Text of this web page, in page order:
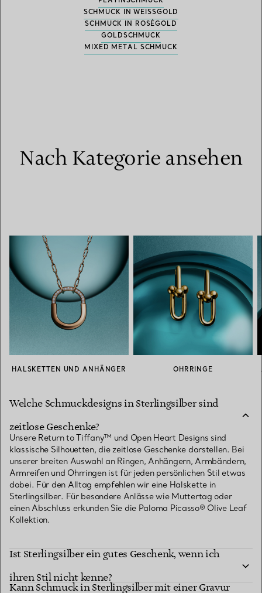
SCHMUCK IN WEISSGOLD
SCHMUCK IN ROSÉGOLD
GOLDSCHMUCK
MIXED METAL SCHMUCK
Nach Kategorie ansehen
HALSKETTEN UND ANHÄNGER OHRRINGE
Welche Schmuckdesigns in Sterlingsilber sind
zeitlose Geschenke?
Unsere Return to Tiffany™ und Open Heart Designs sind
klassische Silhouetten, die zeitlose Geschenke darstellen. Bei
unserer breiten Auswahl an Ringen, Anhängern, Armbändern,
Armreifen und Ohrringen ist für jeden persönlichen Stil etwas
dabei. Für den Alltag empfehlen wir eine Halskette in
Sterlingsilber. Für besondere Anlässe wie Muttertag oder
einen Abschluss erkunden Sie die Paloma Picasso® Olive Leaf
Kollektion.
Ist Sterlingsilber ein gutes Geschenk, wenn ich
ihren Stil nicht kenne?
Kann Schmuck in Sterlingsilber mit einer Gravur